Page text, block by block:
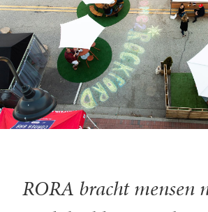
RORA bracht mensen